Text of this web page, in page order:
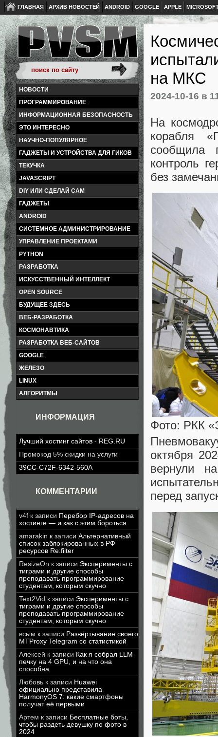
ГЛАВНАЯ АРХИВ НОВОСТЕЙ ANDROID GOOGLE APPLE
НОВОСТИ
ПРОГРАММИРОВАНИЕ
ИНФОРМАЦИОННАЯ БЕЗОПАСНОСТЬ
ЭТО ИНТЕРЕСНО
НАУЧНО-ПОПУЛЯРНОЕ
ГАДЖЕТЫ И УСТРОЙСТВА ДЛЯ ГИКОВ
ТЕКУЧКА
JAVASCRIPT
DIY ИЛИ СДЕЛАЙ САМ
ГАДЖЕТЫ
ANDROID
СИСТЕМНОЕ АДМИНИСТРИРОВАНИЕ
УПРАВЛЕНИЕ ПРОЕКТАМИ
PYTHON
РАЗРАБОТКА
ИСКУССТВЕННЫЙ ИНТЕЛЛЕКТ
OPEN SOURCE
БУДУЩЕЕ ЗДЕСЬ
ВЕБ-РАЗРАБОТКА
КОСМОНАВТИКА
РАЗРАБОТКА ВЕБ-САЙТОВ
GOOGLE
ЖЕЛЕЗО
LINUX
АЛГОРИТМЫ
ИНФОРМАЦИЯ
Лучший хостинг сайтов - REG.RU
Промокод 5% скидки на услуги
39CC-C72F-6342-560A
КОММЕНТАРИИ
v4f к записи Перебор IP-адресов на
хостинге — и как с этим бороться
amarakin к записи Альтернативный
список заблокированных в РФ
ресурсов Re:filter
ResizeOn к записи Эксперименты с
тиграми и другие способы
преподавать программирование
студентам, которым скучно
Text2Vid к записи Эксперименты с
тиграми и другие способы
преподавать программирование
студентам, которым скучно
всым к записи Развёртывание своего
MTProxy Telegram со статистикой
Алексей к записи Как я собрал LLM-
печку на 4 GPU, и на что она
способна
Любовь к записи Huawei
официально представила
HarmonyOS 7: какие смартфоны
получат её первыми
Артем к записи Бесплатные боты,
чтобы раздеть девушку по фото в
2024
на МКС
2024-10-16 в
На
корабля
сообщила
контроль
без
Фото: РКК
октября
вернули
перед